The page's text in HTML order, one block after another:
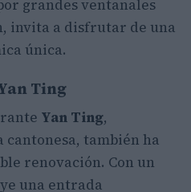
grandes ventanales
invita a disfrutar de una
única.
Ting
Yan Ting,
cantonesa, también ha
renovación. Con un
una entrada